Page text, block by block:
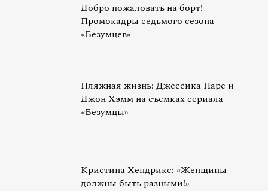
Добро пожаловать на борт!
Промокадры седьмого сезона
«Безумцев»
Пляжная жизнь: Джессика Паре и
Джон Хэмм на съемках сериала
«Безумцы»
Кристина Хендрикс: «Женщины
должны быть разными!»